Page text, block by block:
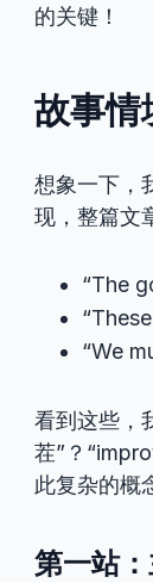
的关键！
故事
想象一下，
现，整篇文
“The
“We
看到这些，
茬”？
此复杂的概
第一站